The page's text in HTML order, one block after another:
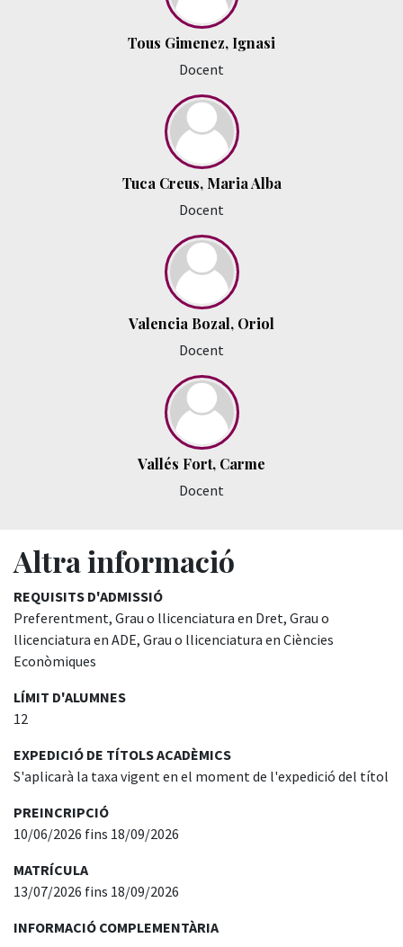
Tous Gimenez, Ignasi
Docent
Tuca Creus, Maria Alba
Docent
Valencia Bozal, Oriol
Docent
Vallés Fort, Carme
Docent
Altra informació
REQUISITS D'ADMISSIÓ
Preferentment, Grau o llicenciatura en Dret, Grau o
llicenciatura en ADE, Grau o llicenciatura en Ciències
Econòmiques
LÍMIT D'ALUMNES
12
EXPEDICIÓ DE TÍTOLS ACADÈMICS
S'aplicarà la taxa vigent en el moment de l'expedició del títol
PREINCRIPCIÓ
10/06/2026 fins 18/09/2026
MATRÍCULA
13/07/2026 fins 18/09/2026
INFORMACIÓ COMPLEMENTÀRIA